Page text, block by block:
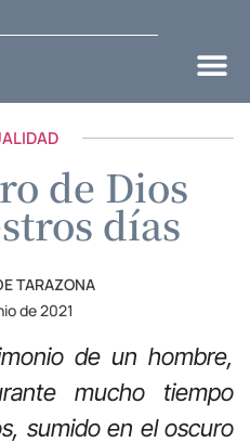
de Dios
días
TARAZONA
de 2021
de un hombre,
mucho tiempo
sumido en el oscuro